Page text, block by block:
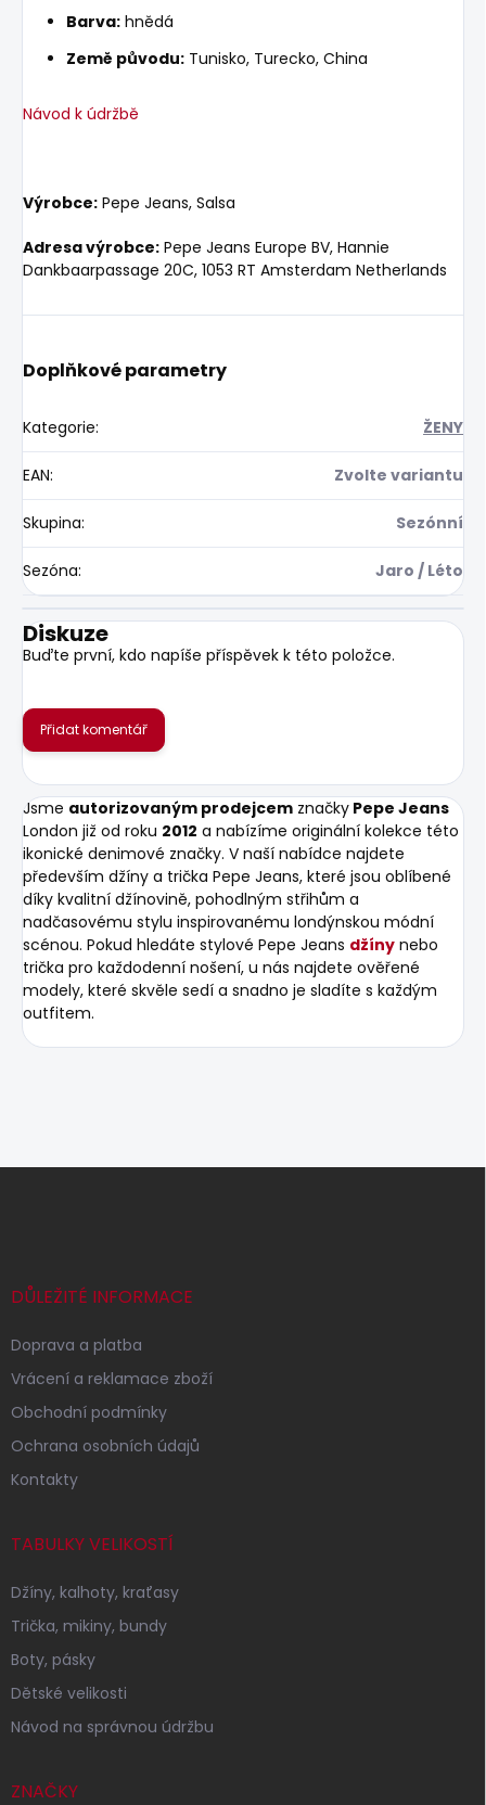
Barva: hnědá
Země původu: Tunisko, Turecko, China
Návod k údržbě
Výrobce: Pepe Jeans, Salsa
Adresa výrobce: Pepe Jeans Europe BV, Hannie
Dankbaarpassage 20C, 1053 RT Amsterdam Netherlands
Doplňkové parametry
Kategorie: ŽENY
EAN: Zvolte variantu
Skupina: Sezónní
Sezóna: Jaro / Léto
Diskuze
Buďte první, kdo napíše příspěvek k této položce.
Přidat komentář
Jsme autorizovaným prodejcem značky Pepe Jeans
London již od roku 2012 a nabízíme originální kolekce této
ikonické denimové značky. V naší nabídce najdete
především džíny a trička Pepe Jeans, které jsou oblíbené
díky kvalitní džínovině, pohodlným střihům a
nadčasovému stylu inspirovanému londýnskou módní
scénou. Pokud hledáte stylové Pepe Jeans džíny nebo
trička pro každodenní nošení, u nás najdete ověřené
modely, které skvěle sedí a snadno je sladíte s každým
outfitem.
Z
DŮLEŽITÉ INFORMACE
Doprava a platba
Vrácení a reklamace zboží
Obchodní podmínky
Ochrana osobních údajů
Kontakty
TABULKY VELIKOSTÍ
Džíny, kalhoty, kraťasy
Trička, mikiny, bundy
Boty, pásky
Dětské velikosti
Návod na správnou údržbu
ZNAČKY